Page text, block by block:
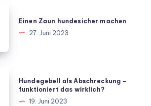
Einen Zaun hundesicher machen
27. Juni 2023
Hundegebell als Abschreckung –
funktioniert das wirklich?
19. Juni 2023